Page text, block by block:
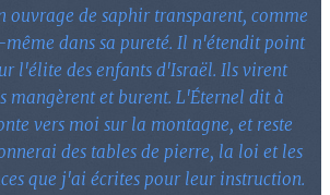
ouvrage de saphir transparent, comme
dans sa pureté. Il n'étendit point
l'élite des enfants d'Israël. Ils virent
mangèrent et burent. L'Éternel dit à
vers moi sur la montagne, et reste
des tables de pierre, la loi et les
que j'ai écrites pour leur instruction.